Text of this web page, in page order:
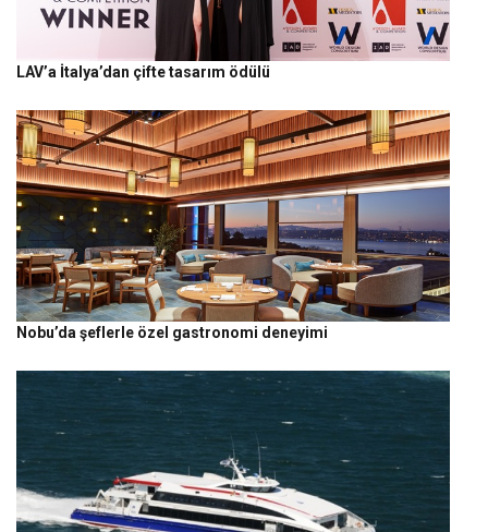
LAV’a İtalya’dan çifte tasarım ödülü
Nobu’da şeflerle özel gastronomi deneyimi